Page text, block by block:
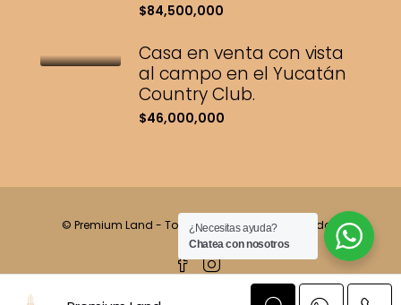
$84,500,000
Casa en venta con vista
al campo en el Yucatán
Country Club.
$46,000,000
© Premium Land - Todos los derechos reservados.
¿Necesitas ayuda?
Chatea con nosotros